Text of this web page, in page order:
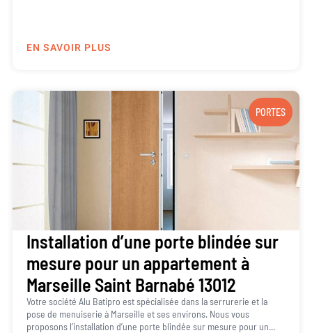
EN SAVOIR PLUS
PORTES
Installation d’une porte blindée sur
mesure pour un appartement à
Marseille Saint Barnabé 13012
Votre société Alu Batipro est spécialisée dans la serrurerie et la
pose de menuiserie à Marseille et ses environs. Nous vous
proposons l’installation d’une porte blindée sur mesure pour un...